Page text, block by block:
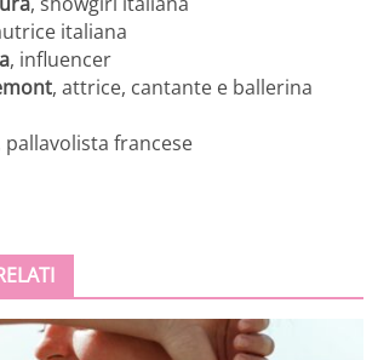
italiana
, influencer
, attrice, cantante e ballerina
pallavolista francese